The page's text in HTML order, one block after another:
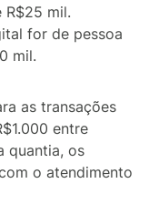
mil.
for de pessoa
mil.
as transações
entre
quantia, os
o atendimento